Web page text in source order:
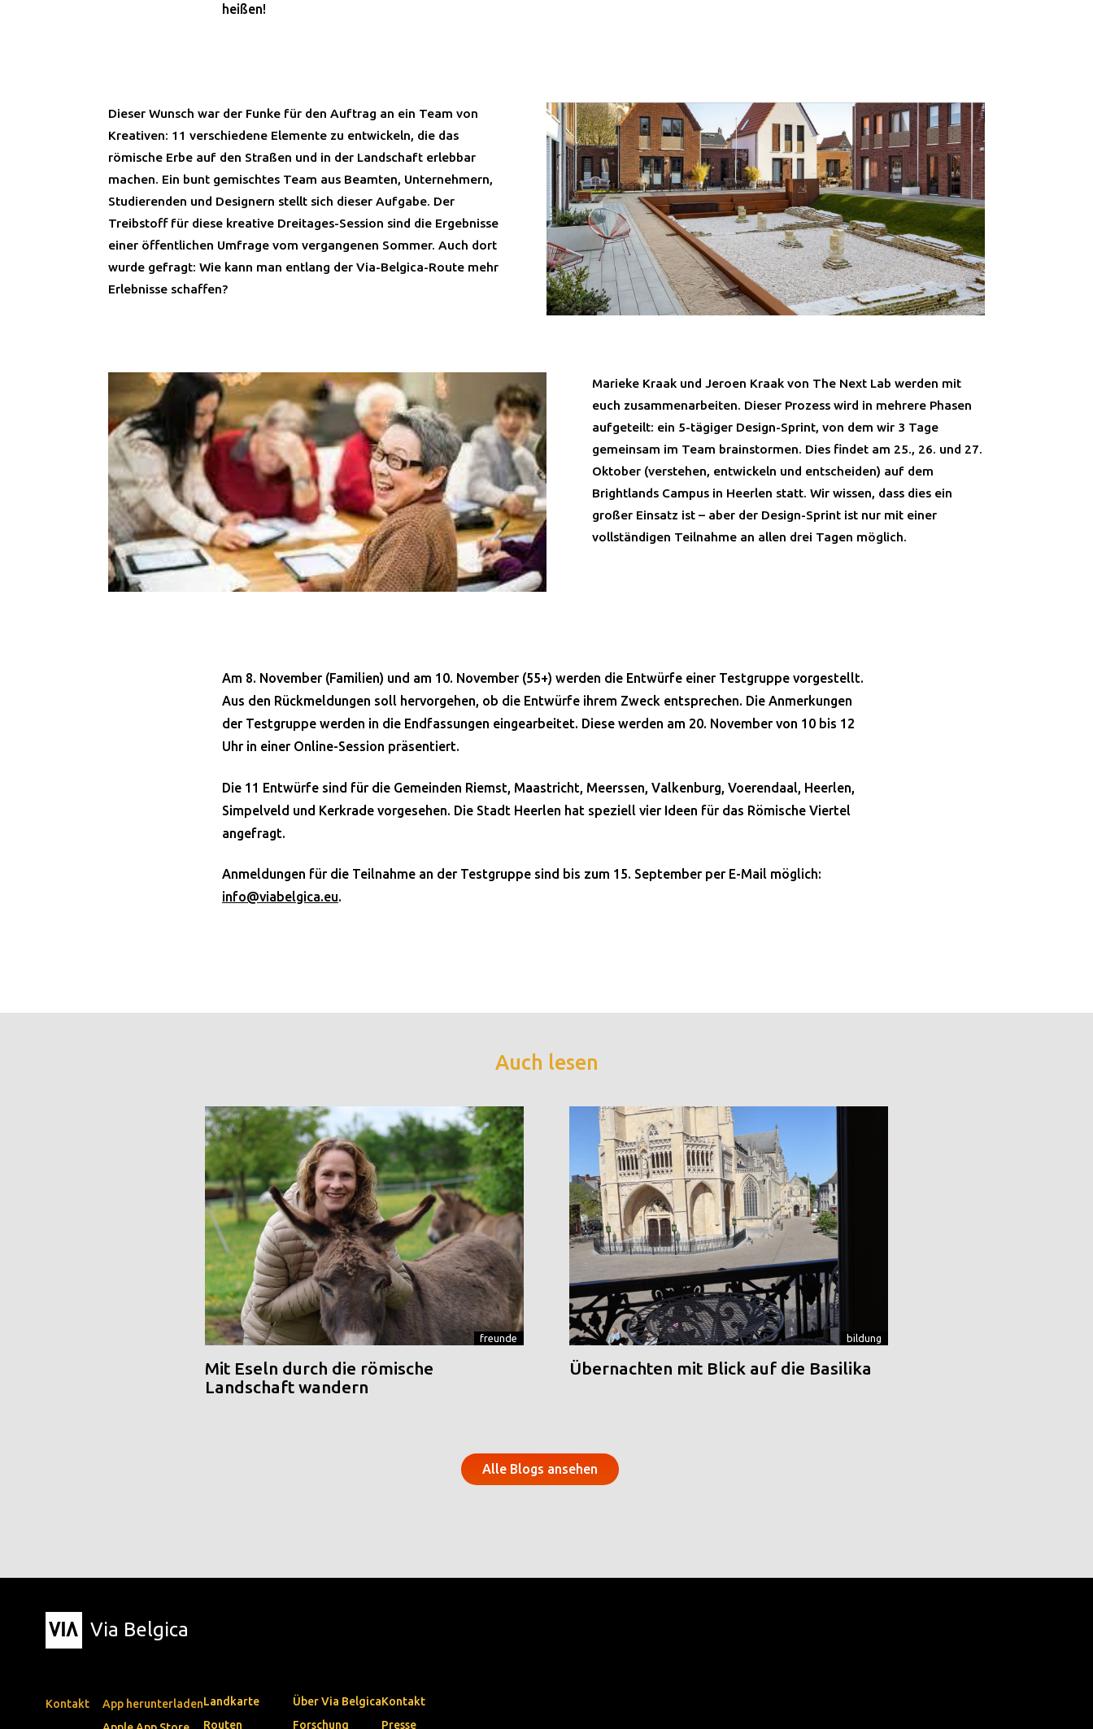
heißen!
Dieser Wunsch war der Funke für den Auftrag an ein Team von
Kreativen: 11 verschiedene Elemente zu entwickeln, die das
römische Erbe auf den Straßen und in der Landschaft erlebbar
machen. Ein bunt gemischtes Team aus Beamten, Unternehmern,
Studierenden und Designern stellt sich dieser Aufgabe. Der
Treibstoff für diese kreative Dreitages-Session sind die Ergebnisse
einer öffentlichen Umfrage vom vergangenen Sommer. Auch dort
wurde gefragt: Wie kann man entlang der Via-Belgica-Route mehr
Erlebnisse schaffen?
Marieke Kraak und Jeroen Kraak von The Next Lab werden mit
euch zusammenarbeiten. Dieser Prozess wird in mehrere Phasen
aufgeteilt: ein 5-tägiger Design-Sprint, von dem wir 3 Tage
gemeinsam im Team brainstormen. Dies findet am 25., 26. und 27.
Oktober (verstehen, entwickeln und entscheiden) auf dem
Brightlands Campus in Heerlen statt. Wir wissen, dass dies ein
großer Einsatz ist – aber der Design-Sprint ist nur mit einer
vollständigen Teilnahme an allen drei Tagen möglich.
Am 8. November (Familien) und am 10. November (55+) werden die Entwürfe einer Testgruppe vorgestellt.
Aus den Rückmeldungen soll hervorgehen, ob die Entwürfe ihrem Zweck entsprechen. Die Anmerkungen
der Testgruppe werden in die Endfassungen eingearbeitet. Diese werden am 20. November von 10 bis 12
Uhr in einer Online-Session präsentiert.
Die 11 Entwürfe sind für die Gemeinden Riemst, Maastricht, Meerssen, Valkenburg, Voerendaal, Heerlen,
Simpelveld und Kerkrade vorgesehen. Die Stadt Heerlen hat speziell vier Ideen für das Römische Viertel
angefragt.
Anmeldungen für die Teilnahme an der Testgruppe sind bis zum 15. September per E-Mail möglich:
info@viabelgica.eu.
Auch lesen
freunde
Mit Eseln durch die römische
Landschaft wandern
bildung
Übernachten mit Blick auf die Basilika
Alle Blogs ansehen
Via Belgica
Kontakt
App herunterladenLandkarte
Routen
Über Via Belgica
Forschung
Kontakt
Presse